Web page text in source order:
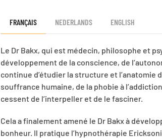
FRANÇAIS NEDERLANDS ENGLISH
Le Dr Bakx, qui est médecin, philosophe et
développement de la conscience, de
continue d’étudier la structure et
souffrance humaine, de la phobie à
cessent de l’interpeller et de le fasciner.
Cela a finalement amené le Dr Bakx à
bonheur. Il pratique l’hypnothérapie